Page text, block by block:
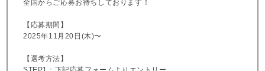
全国からご応募お待ちしております！
【応募期間】
2025年11月20日(木)〜
【選考方法】